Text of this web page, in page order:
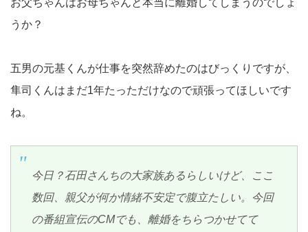
お父ちゃんはお母ちゃんと本当に離婚してしまうのでしょ
うか？
五男の元基くんが仕事を突然辞めたのはびっくりですが、
隼司くんはまだ1年たっただけなので頑張ってほしいです
ね。
今日？石田さんちの大家族あるらしいけど、ここ
数回、親父が何か情緒不安定で腹立たしい。今回
の番組宣伝のCMでも、離婚をちらつかせてて